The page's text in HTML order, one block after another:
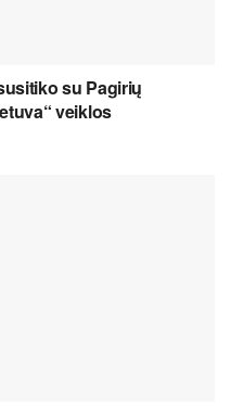
su Pagirių
veiklos